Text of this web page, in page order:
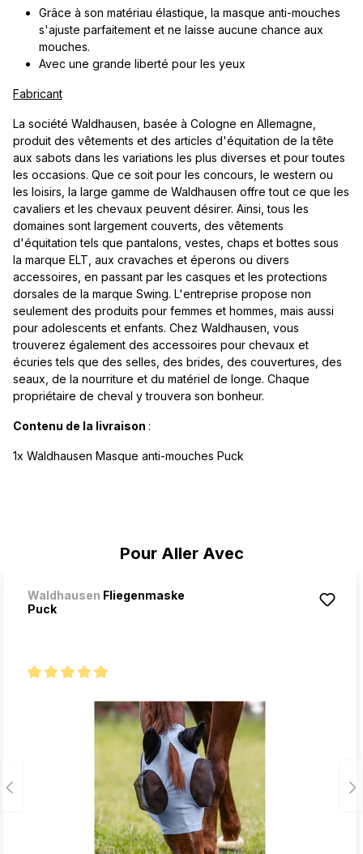
Pour Aller Avec
Waldhausen Fliegenmaske
Puck
Grâce à son matériau élastique, la masque anti-mouches
s'ajuste parfaitement et ne laisse aucune chance aux
mouches.
Avec une grande liberté pour les yeux
Fabricant
La société Waldhausen, basée à Cologne en Allemagne,
produit des vêtements et des articles d'équitation de la tête
aux sabots dans les variations les plus diverses et pour toutes
les occasions. Que ce soit pour les concours, le western ou
les loisirs, la large gamme de Waldhausen offre tout ce que les
cavaliers et les chevaux peuvent désirer. Ainsi, tous les
domaines sont largement couverts, des vêtements
d'équitation tels que pantalons, vestes, chaps et bottes sous
la marque ELT, aux cravaches et éperons ou divers
accessoires, en passant par les casques et les protections
dorsales de la marque Swing. L'entreprise propose non
seulement des produits pour femmes et hommes, mais aussi
pour adolescents et enfants. Chez Waldhausen, vous
trouverez également des accessoires pour chevaux et
écuries tels que des selles, des brides, des couvertures, des
seaux, de la nourriture et du matériel de longe. Chaque
propriétaire de cheval y trouvera son bonheur.
Contenu de la livraison :
1x Waldhausen Masque anti-mouches Puck